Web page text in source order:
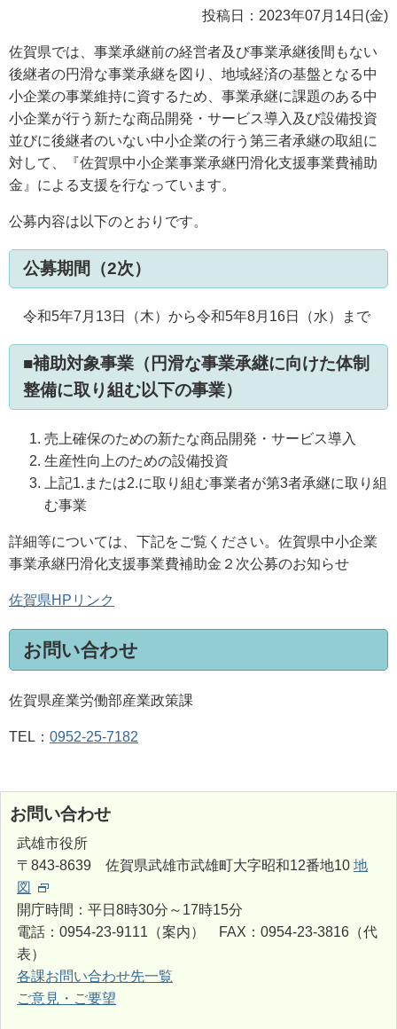
投稿日：2023年07月14日(金)
佐賀県では、事業承継前の経営者及び事業承継後間もない
後継者の円滑な事業承継を図り、地域経済の基盤となる中
小企業の事業維持に資するため、事業承継に課題のある中
小企業が行う新たな商品開発・サービス導入及び設備投資
並びに後継者のいない中小企業の行う第三者承継の取組に
対して、『佐賀県中小企業事業承継円滑化支援事業費補助
金』による支援を行なっています。
公募内容は以下のとおりです。
公募期間（2次）
令和5年7月13日（木）から令和5年8月16日（水）まで
■補助対象事業（円滑な事業承継に向けた体制
整備に取り組む以下の事業）
売上確保のための新たな商品開発・サービス導入
生産性向上のための設備投資
上記1.または2.に取り組む事業者が第3者承継に取り組
む事業
詳細等については、下記をご覧ください。佐賀県中小企業
事業承継円滑化支援事業費補助金２次公募のお知らせ
佐賀県HPリンク
お問い合わせ
佐賀県産業労働部産業政策課
TEL： 0952-25-7182
お問い合わせ
武雄市役所
〒843-8639 佐賀県武雄市武雄町大字昭和12番地10 地
図
開庁時間：平日8時30分～17時15分
電話：0954-23-9111（案内） FAX：0954-23-3816（代
表）
各課お問い合わせ先一覧
ご意見・ご要望